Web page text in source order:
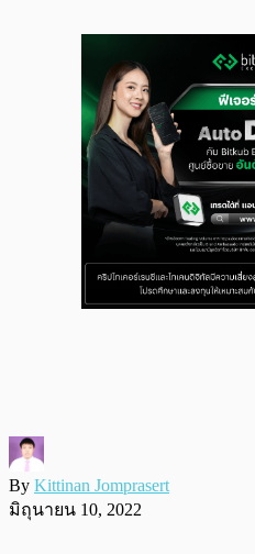
By Kittinan Jomprasert
มิถุนายน 10, 2022